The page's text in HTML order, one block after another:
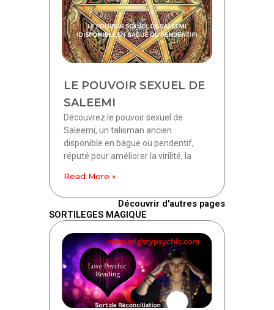
LE POUVOIR SEXUEL DE
SALEEMI
Découvrez le pouvoir sexuel de
Saleemi, un talisman ancien
disponible en bague ou pendentif,
réputé pour améliorer la virilité, la
Read More »
Découvrir d'autres pages
SORTILEGES MAGIQUE